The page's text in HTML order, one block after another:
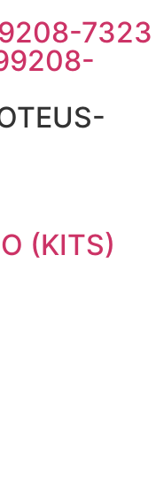
7323
(KITS)